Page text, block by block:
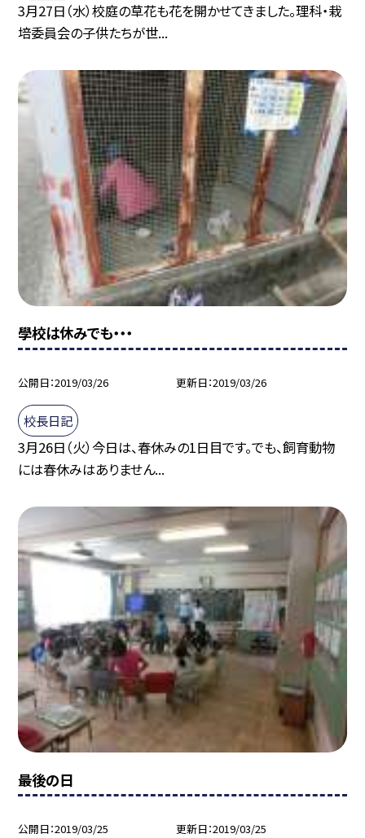
3月27日（水）校庭の草花も花を開かせてきました。理科・栽
培委員会の子供たちが世...
學校は休みでも・・・
公開日 2019/03/26 更新日 2019/03/26
校長日記
3月26日（火）今日は、春休みの1日目です。でも、飼育動物
には春休みはありません...
最後の日
公開日 2019/03/25 更新日 2019/03/25